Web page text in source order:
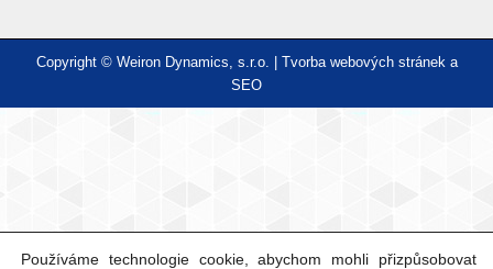
Copyright © Weiron Dynamics, s.r.o. | Tvorba webových stránek a
SEO
Používáme technologie cookie, abychom mohli přizpůsobovat